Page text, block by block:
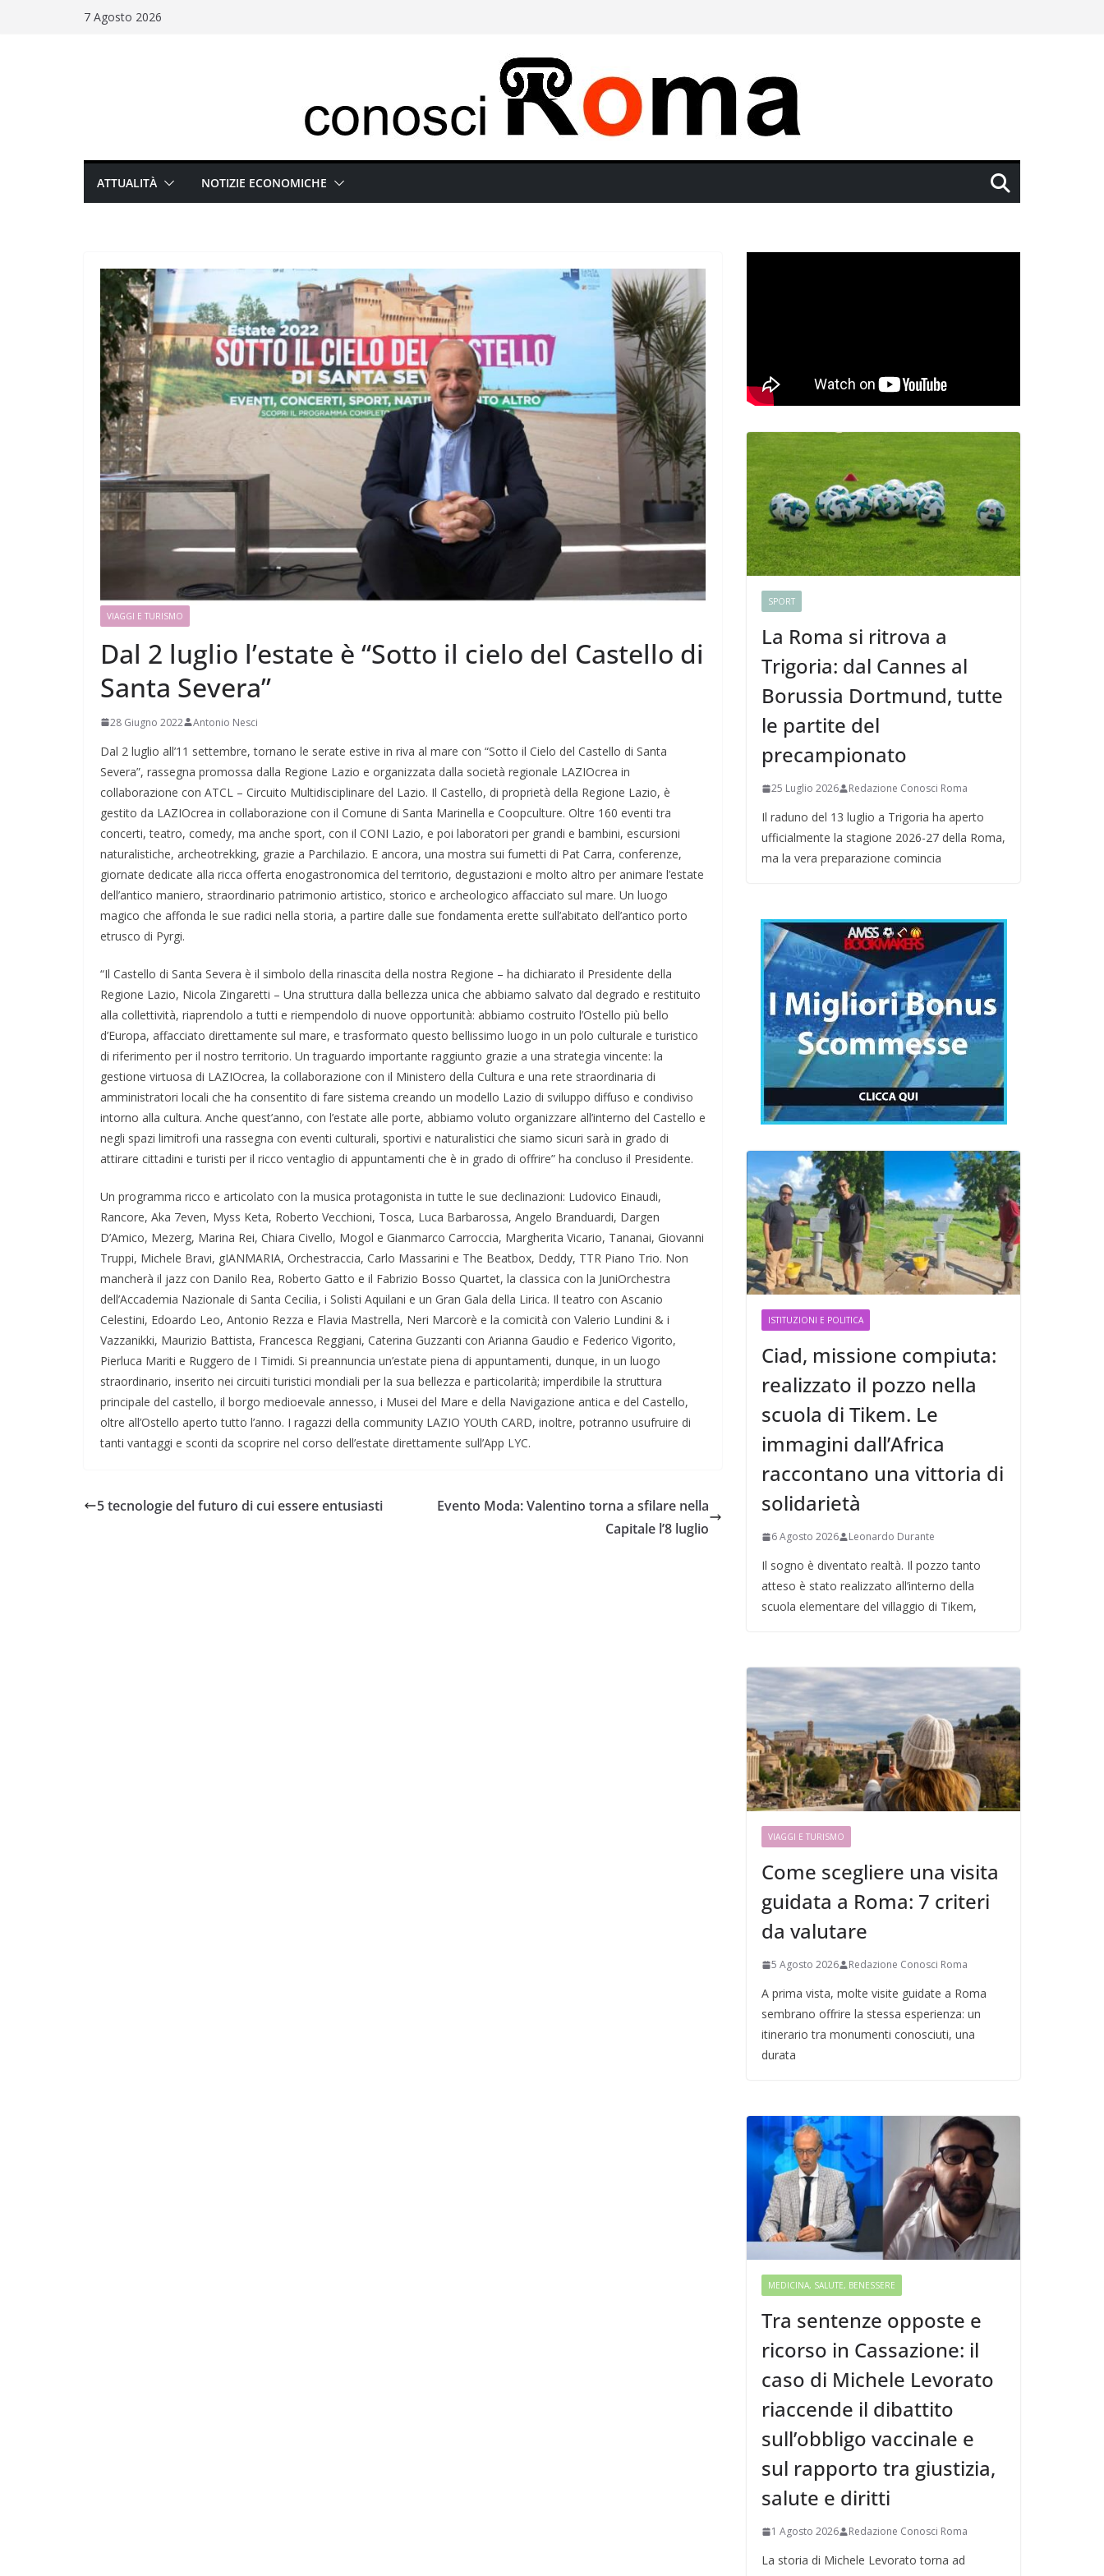
7 Agosto 2026
ATTUALITÀ NOTIZIE ECONOMICHE
VIAGGI E TURISMO
Dal 2 luglio l’estate è “Sotto il cielo del Castello di
Santa Severa”
28 Giugno 2022 Antonio Nesci
Dal 2 luglio all’11 settembre, tornano le serate estive in riva al mare con “Sotto il Cielo del Castello di Santa
Severa”, rassegna promossa dalla Regione Lazio e organizzata dalla società regionale LAZIOcrea in
collaborazione con ATCL – Circuito Multidisciplinare del Lazio. Il Castello, di proprietà della Regione Lazio, è
gestito da LAZIOcrea in collaborazione con il Comune di Santa Marinella e Coopculture. Oltre 160 eventi tra
concerti, teatro, comedy, ma anche sport, con il CONI Lazio, e poi laboratori per grandi e bambini, escursioni
naturalistiche, archeotrekking, grazie a Parchilazio. E ancora, una mostra sui fumetti di Pat Carra, conferenze,
giornate dedicate alla ricca offerta enogastronomica del territorio, degustazioni e molto altro per animare l’estate
dell’antico maniero, straordinario patrimonio artistico, storico e archeologico affacciato sul mare. Un luogo
magico che affonda le sue radici nella storia, a partire dalle sue fondamenta erette sull’abitato dell’antico porto
etrusco di Pyrgi.
“Il Castello di Santa Severa è il simbolo della rinascita della nostra Regione – ha dichiarato il Presidente della
Regione Lazio, Nicola Zingaretti – Una struttura dalla bellezza unica che abbiamo salvato dal degrado e restituito
alla collettività, riaprendolo a tutti e riempendolo di nuove opportunità: abbiamo costruito l’Ostello più bello
d’Europa, affacciato direttamente sul mare, e trasformato questo bellissimo luogo in un polo culturale e turistico
di riferimento per il nostro territorio. Un traguardo importante raggiunto grazie a una strategia vincente: la
gestione virtuosa di LAZIOcrea, la collaborazione con il Ministero della Cultura e una rete straordinaria di
amministratori locali che ha consentito di fare sistema creando un modello Lazio di sviluppo diffuso e condiviso
intorno alla cultura. Anche quest’anno, con l’estate alle porte, abbiamo voluto organizzare all’interno del Castello e
negli spazi limitrofi una rassegna con eventi culturali, sportivi e naturalistici che siamo sicuri sarà in grado di
attirare cittadini e turisti per il ricco ventaglio di appuntamenti che è in grado di offrire” ha concluso il Presidente.
Un programma ricco e articolato con la musica protagonista in tutte le sue declinazioni: Ludovico Einaudi,
Rancore, Aka 7even, Myss Keta, Roberto Vecchioni, Tosca, Luca Barbarossa, Angelo Branduardi, Dargen
D’Amico, Mezerg, Marina Rei, Chiara Civello, Mogol e Gianmarco Carroccia, Margherita Vicario, Tananai, Giovanni
Truppi, Michele Bravi, gIANMARIA, Orchestraccia, Carlo Massarini e The Beatbox, Deddy, TTR Piano Trio. Non
mancherà il jazz con Danilo Rea, Roberto Gatto e il Fabrizio Bosso Quartet, la classica con la JuniOrchestra
dell’Accademia Nazionale di Santa Cecilia, i Solisti Aquilani e un Gran Gala della Lirica. Il teatro con Ascanio
Celestini, Edoardo Leo, Antonio Rezza e Flavia Mastrella, Neri Marcorè e la comicità con Valerio Lundini & i
Vazzanikki, Maurizio Battista, Francesca Reggiani, Caterina Guzzanti con Arianna Gaudio e Federico Vigorito,
Pierluca Mariti e Ruggero de I Timidi. Si preannuncia un’estate piena di appuntamenti, dunque, in un luogo
straordinario, inserito nei circuiti turistici mondiali per la sua bellezza e particolarità; imperdibile la struttura
principale del castello, il borgo medioevale annesso, i Musei del Mare e della Navigazione antica e del Castello,
oltre all’Ostello aperto tutto l’anno. I ragazzi della community LAZIO YOUth CARD, inoltre, potranno usufruire di
tanti vantaggi e sconti da scoprire nel corso dell’estate direttamente sull’App LYC.
5 tecnologie del futuro di cui essere entusiasti
Evento Moda: Valentino torna a sfilare nella
Capitale l’8 luglio
SPORT
La Roma si ritrova a
Trigoria: dal Cannes al
Borussia Dortmund, tutte
le partite del
precampionato
25 Luglio 2026 Redazione Conosci Roma
Il raduno del 13 luglio a Trigoria ha aperto
ufficialmente la stagione 2026-27 della Roma,
ma la vera preparazione comincia
ISTITUZIONI E POLITICA
Ciad, missione compiuta:
realizzato il pozzo nella
scuola di Tikem. Le
immagini dall’Africa
raccontano una vittoria di
solidarietà
6 Agosto 2026 Leonardo Durante
Il sogno è diventato realtà. Il pozzo tanto
atteso è stato realizzato all’interno della
scuola elementare del villaggio di Tikem,
VIAGGI E TURISMO
Come scegliere una visita
guidata a Roma: 7 criteri
da valutare
5 Agosto 2026 Redazione Conosci Roma
A prima vista, molte visite guidate a Roma
sembrano offrire la stessa esperienza: un
itinerario tra monumenti conosciuti, una
durata
MEDICINA, SALUTE, BENESSERE
Tra sentenze opposte e
ricorso in Cassazione: il
caso di Michele Levorato
riaccende il dibattito
sull’obbligo vaccinale e
sul rapporto tra giustizia,
salute e diritti
1 Agosto 2026 Redazione Conosci Roma
La storia di Michele Levorato torna ad